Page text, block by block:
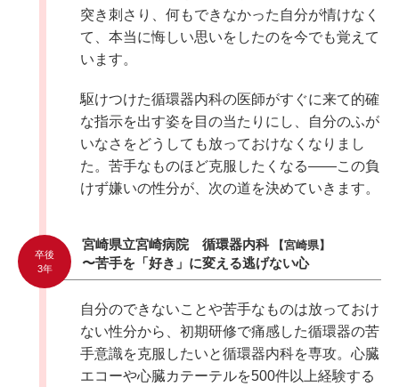
突き刺さり、何もできなかった自分が情けなく
て、本当に悔しい思いをしたのを今でも覚えて
います。
駆けつけた循環器内科の医師がすぐに来て的確
な指示を出す姿を目の当たりにし、自分のふが
いなさをどうしても放っておけなくなりまし
た。苦手なものほど克服したくなる――この負
けず嫌いの性分が、次の道を決めていきます。
卒後
3年
宮崎県立宮崎病院 循環器内科 【宮崎県】
〜苦手を「好き」に変える逃げない心
自分のできないことや苦手なものは放っておけ
ない性分から、初期研修で痛感した循環器の苦
手意識を克服したいと循環器内科を専攻。心臓
エコーや心臓カテーテルを500件以上経験する